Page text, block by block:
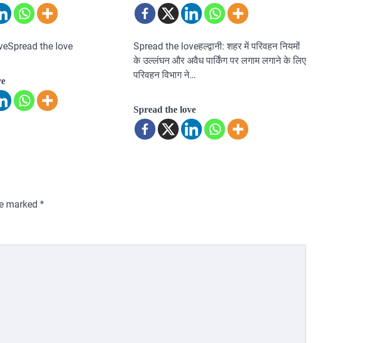
the love
Spread the loveहल्द्वानी: शहर में परिवहन नियमों
के उल्लंघन और अवैध पार्किंग पर लगाम लगाने के लिए
परिवहन विभाग ने…
Spread the love
marked *